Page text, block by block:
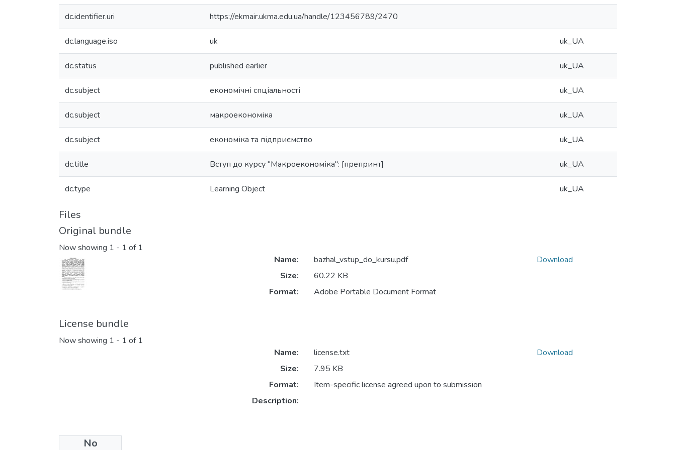
dc.identifier.uri https://ekmair.ukma.edu.ua/handle/123456789/2470
dc.language.iso uk uk_UA
dc.status published earlier uk_UA
dc.subject економічні спціальності uk_UA
dc.subject макроекономіка uk_UA
dc.subject економіка та підприємство uk_UA
dc.title Вступ до курсу "Макроекономіка": [препринт] uk_UA
dc.type Learning Object uk_UA
Files
Original bundle
Now showing 1 - 1 of 1
Name:
bazhal_vstup_do_kursu.pdf
Size:
60.22 KB
Format:
Adobe Portable Document Format
Download
License bundle
Now showing 1 - 1 of 1
No
Name:
license.txt
Size:
7.95 KB
Format:
Item-specific license agreed upon to submission
Description:
Download